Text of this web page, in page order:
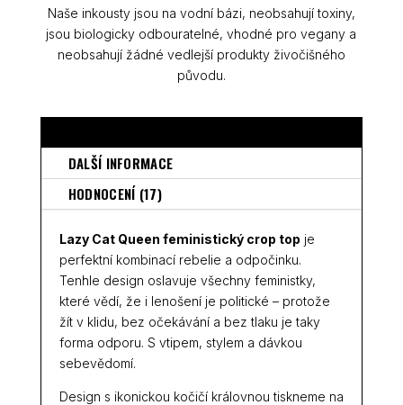
Naše inkousty jsou na vodní bázi, neobsahují toxiny,
jsou biologicky odbouratelné, vhodné pro vegany a
neobsahují žádné vedlejší produkty živočišného
původu.
DALŠÍ INFORMACE
HODNOCENÍ (17)
Lazy Cat Queen feministický crop top je
perfektní kombinací rebelie a odpočinku.
Tenhle design oslavuje všechny feministky,
které vědí, že i lenošení je politické – protože
žít v klidu, bez očekávání a bez tlaku je taky
forma odporu. S vtipem, stylem a dávkou
sebevědomí.
Design s ikonickou kočičí královnou tiskneme na